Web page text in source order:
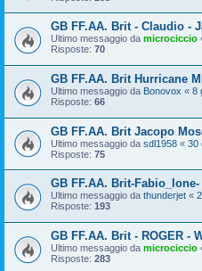
GB FF.AA. Brit - Claudio -
Ultimo messaggio da microciccio
Risposte: 70
GB FF.AA. Brit Hurricane
Ultimo messaggio da Bonovox « 8
Risposte: 66
GB FF.AA. Brit Jacopo
Ultimo messaggio da sdl1958 « 30
Risposte: 75
GB FF.AA. Brit-
Ultimo messaggio da thunderjet «
Risposte: 193
GB FF.AA. Brit - ROGER -
Ultimo messaggio da microciccio
Risposte: 283